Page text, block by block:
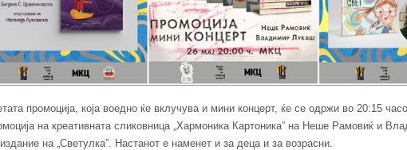
промоција, која воедно ќе вклучува и мини концерт, ќе се одржи во 20:15
на креативната сликовница „Хармоника Картоника” на Неше Рамовиќ и
на „Светулка”. Настанот е наменет и за деца и за возрасни.